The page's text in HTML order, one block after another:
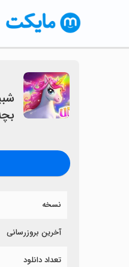
نسخه
آخرین بروزرسانی
تعداد دانلود